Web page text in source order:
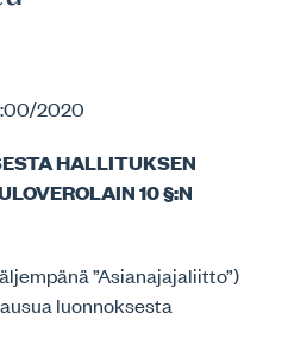
2020
HALLITUKSEN
10 §:N
”Asianajajaliitto”)
luonnoksesta